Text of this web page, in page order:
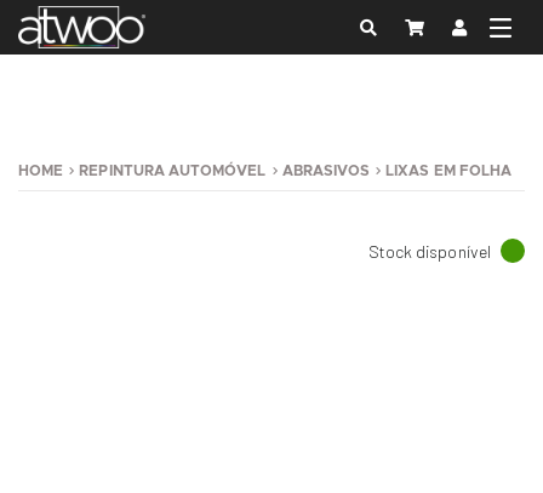
HOME REPINTURA AUTOMÓVEL ABRASIVOS LIXAS EM FOLHA
Stock disponível